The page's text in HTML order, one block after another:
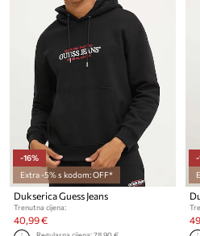
-16%
Extra -5% s kodom: OFF*
Dukserica Guess Jeans
Trenutna cijena:
40,99 €
-